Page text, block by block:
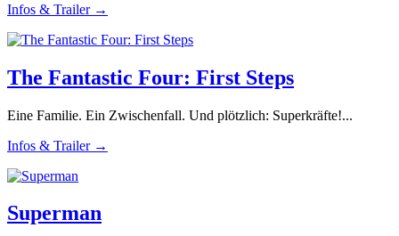
Infos & Trailer →
The Fantastic Four: First Steps
Eine Familie. Ein Zwischenfall. Und plötzlich: Superkräfte!...
Infos & Trailer →
Superman